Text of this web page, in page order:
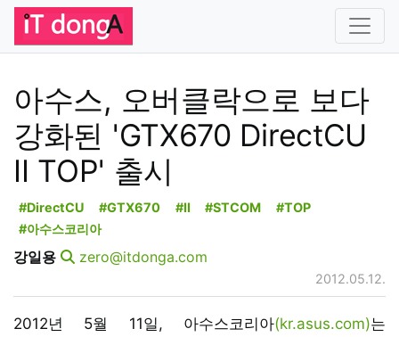
아수스, 오버클락으로 보다
강화된 'GTX670 DirectCU
II TOP' 출시
#DirectCU #GTX670 #II #STCOM
#TOP
#아수스코리아
강일용 zero@itdonga.com
2012.05.12.
2012년 5월 11일, 아수스코리아(kr.asus.com)는